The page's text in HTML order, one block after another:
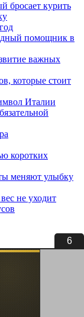
6
бросает курить
помощник в
важных
которые стоит
Италии
коротких
меняют улыбку
не уходит